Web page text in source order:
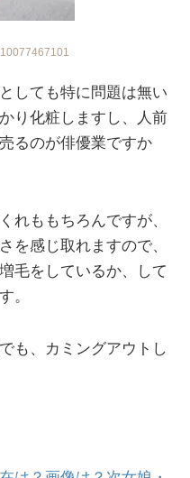
しても特に問題は無い
り化粧しますし、人前
るのが俳優業ですか
れももちろんですが、
を感じ取れますので、
毛をしているか、して
。
も、カミングアウトし